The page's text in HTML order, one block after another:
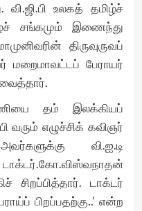
உலகத் தமிழ்ச்
சங்கமும் இணைந்து
திருவுருவப்
பேராயர்
தம் இலக்கியப்
வரும் எழுச்சிக் கவிஞர்
வி.ஐ.டி
சிறப்பித்தார். டாக்டர்
பிறப்பதற்கு..’ என்ற